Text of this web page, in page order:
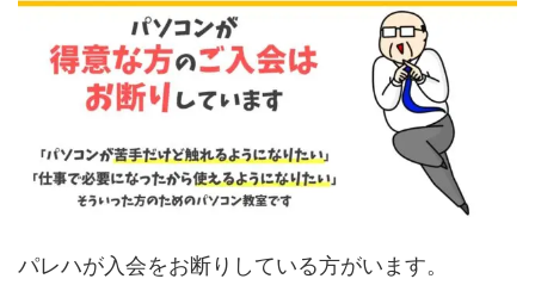
パレハが入会をお断りしている方がいます。